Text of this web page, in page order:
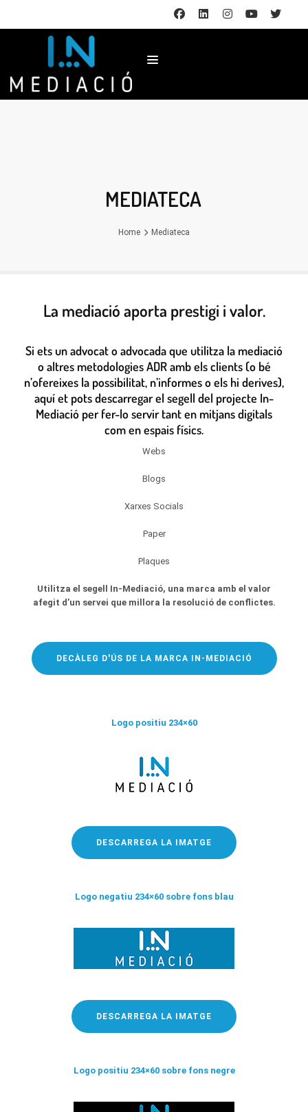
MEDIATECA
Home Mediateca
La mediació aporta prestigi i valor.
Si ets un advocat o advocada que utilitza la mediació
o altres metodologies ADR amb els clients (o bé
n’ofereixes la possibilitat, n’informes o els hi derives),
aquí et pots descarregar el segell del projecte In-
Mediació per fer-lo servir tant en mitjans digitals
com en espais físics.
Webs
Blogs
Xarxes Socials
Paper
Plaques
Utilitza el segell In-Mediació, una marca amb el valor
afegit d’un servei que millora la resolució de conflictes.
DECÀLEG D'ÚS DE LA MARCA IN-MEDIACIÓ
Logo positiu 234×60
DESCARREGA LA IMATGE
Logo negatiu 234×60 sobre fons blau
DESCARREGA LA IMATGE
Logo positiu 234×60 sobre fons negre